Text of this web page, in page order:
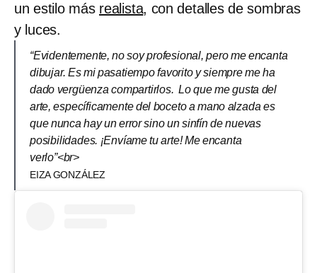
un estilo más realista, con detalles de sombras
y luces.
“Evidentemente, no soy profesional, pero me encanta
dibujar. Es mi pasatiempo favorito y siempre me ha
dado vergüenza compartirlos. Lo que me gusta del
arte, específicamente del boceto a mano alzada es
que nunca hay un error sino un sinfín de nuevas
posibilidades. ¡Envíame tu arte! Me encanta
verlo”<br>
EIZA GONZÁLEZ